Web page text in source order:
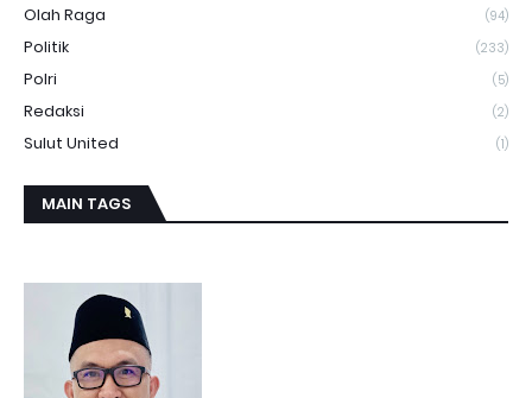
Olah Raga (94)
Politik (233)
Polri (5)
Redaksi (2)
Sulut United (1)
MAIN TAGS